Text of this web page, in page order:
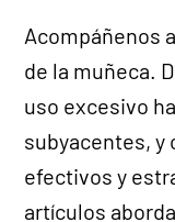
Acompáñenos
de la muñeca.
uso excesivo
subyacentes, y
efectivos y
artículos